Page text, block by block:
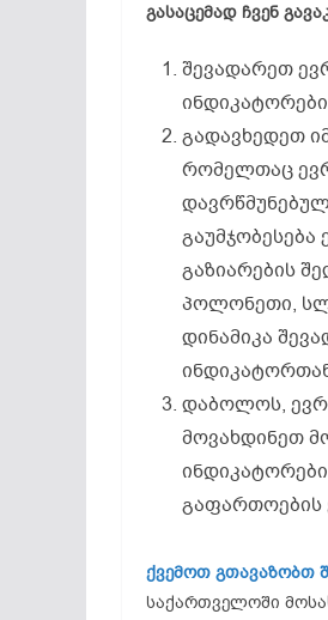
გასაცემად ჩვენ
შევადარეთ
გადავხედეთ
რომელთაც
გაზიარების
პოლონეთი,
დინამიკა
დაბოლოს,
მოვახდინეთ
გაფართოების
ქვემოთ გთავაზობთ
საქართველოში